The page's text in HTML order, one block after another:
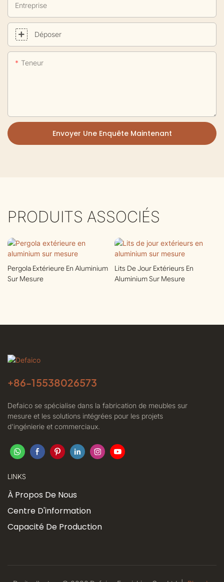
Entreprise
Déposer
Teneur
Envoyer Une Enquête Maintenant
PRODUITS ASSOCIÉS
Pergola Extérieure En Aluminium
Sur Mesure
Lits De Jour Extérieurs En
Aluminium Sur Mesure
+86-15538026573
Defaico se spécialise dans la fabrication de meubles sur
mesure et les solutions intégrées pour les projets
d'ingénierie et commerciaux.
LINKS
À Propos De Nous
Centre D'information
Capacité De Production